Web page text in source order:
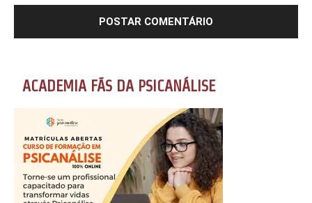
ACADEMIA FÃS DA PSICANÁLISE